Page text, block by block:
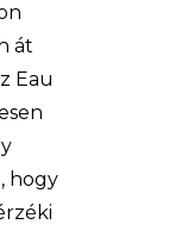
át
Eau
hogy